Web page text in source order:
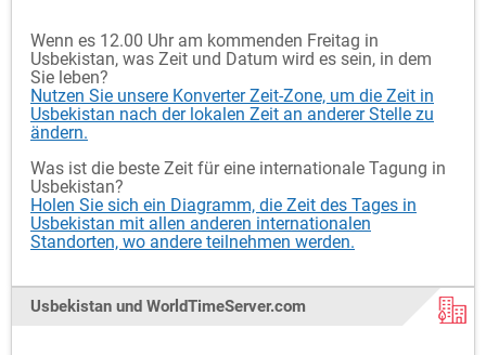
Wenn es 12.00 Uhr am kommenden Freitag in
Usbekistan, was Zeit und Datum wird es sein, in dem
Sie leben?
Nutzen Sie unsere Konverter Zeit-Zone, um die Zeit in
Usbekistan nach der lokalen Zeit an anderer Stelle zu
ändern.
Was ist die beste Zeit für eine internationale Tagung in
Usbekistan?
Holen Sie sich ein Diagramm, die Zeit des Tages in
Usbekistan mit allen anderen internationalen
Standorten, wo andere teilnehmen werden.
Usbekistan und WorldTimeServer.com